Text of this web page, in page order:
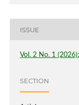
ISSUE
Vol. 2 No. 1
SECTION